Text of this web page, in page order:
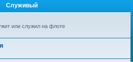
Служивый
или служил на флоте